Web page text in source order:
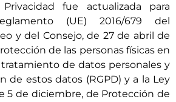
fue actualizada para
(UE) 2016/679 del
y del Consejo, de 27 de abril de
de las personas físicas en
de datos personales y
de estos datos (RGPD) y a la Ley
5 de diciembre, de Protección de